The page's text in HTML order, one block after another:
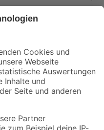
Aktionen mehr verpassen!